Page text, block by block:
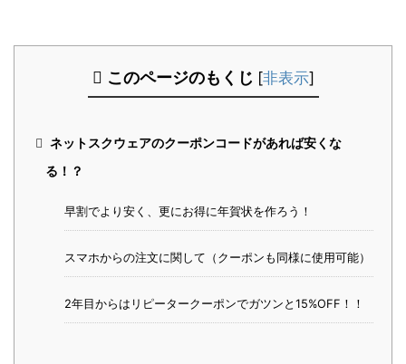
このページのもくじ [非表示]
ネットスクウェアのクーポンコードがあれば安くな
る！？
早割でより安く、更にお得に年賀状を作ろう！
スマホからの注文に関して（クーポンも同様に使用可能）
2年目からはリピータークーポンでガツンと15%OFF！！